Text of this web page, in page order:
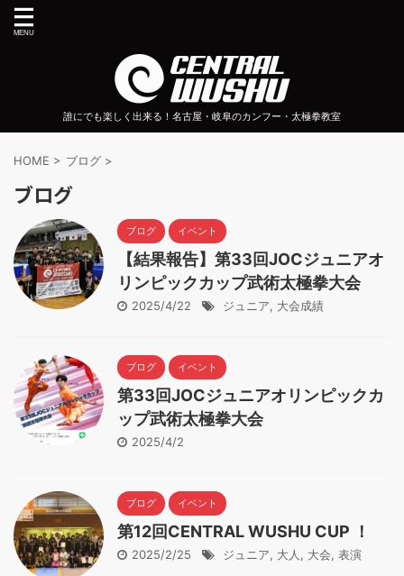
誰にでも楽しく出来る！名古屋・岐阜のカンフー・太極拳教室
HOME > ブログ >
ブログ
ブログ イベント
【結果報告】第33回JOCジュニアオ
リンピックカップ武術太極拳大会
2025/4/22 ジュニア, 大会成績
ブログ イベント
第33回JOCジュニアオリンピックカ
ップ武術太極拳大会
2025/4/2
ブログ イベント
第12回CENTRAL WUSHU CUP ！
2025/2/25 ジュニア, 大人 , 大会, 表演